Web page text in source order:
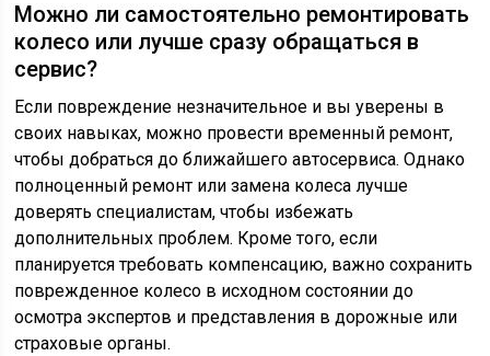
Можно ли самостоятельно ремонтировать
колесо или лучше сразу обращаться в
сервис?
Если повреждение незначительное и вы уверены в
своих навыках, можно провести временный ремонт,
чтобы добраться до ближайшего автосервиса. Однако
полноценный ремонт или замена колеса лучше
доверять специалистам, чтобы избежать
дополнительных проблем. Кроме того, если
планируется требовать компенсацию, важно сохранить
поврежденное колесо в исходном состоянии до
осмотра экспертов и представления в дорожные или
страховые органы.